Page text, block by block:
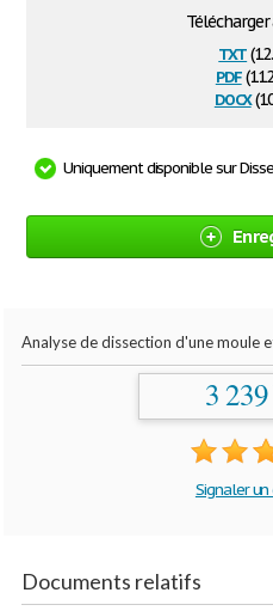
txt
pdf
docx
Uniquement disponible sur
Analyse de dissection d'une moule
3
Signaler
Documents relatifs